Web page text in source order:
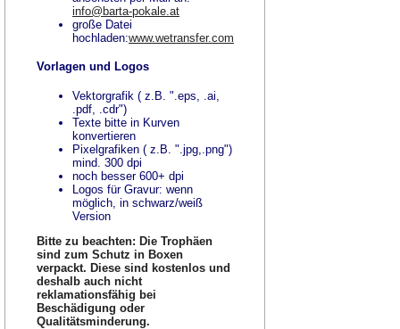
info@barta-pokale.at
große Datei
hochladen:www.wetransfer.com
Vorlagen und Logos
Vektorgrafik ( z.B. ".eps, .ai,
.pdf, .cdr")
Texte bitte in Kurven
konvertieren
Pixelgrafiken ( z.B. ".jpg,.png")
mind. 300 dpi
noch besser 600+ dpi
Logos für Gravur: wenn
möglich, in schwarz/weiß
Version
Bitte zu beachten: Die Trophäen
sind zum Schutz in Boxen
verpackt. Diese sind kostenlos und
deshalb auch nicht
reklamationsfähig bei
Beschädigung oder
Qualitätsminderung.